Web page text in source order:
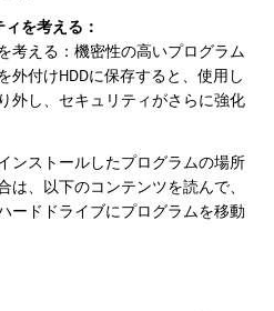
を考える：
考える：機密性の高いプログラム
外付けHDDに保存すると、使用し
外し、セキュリティがさらに強化
ンストールしたプログラムの場所
、以下のコンテンツを読んで、
ードドライブにプログラムを移動